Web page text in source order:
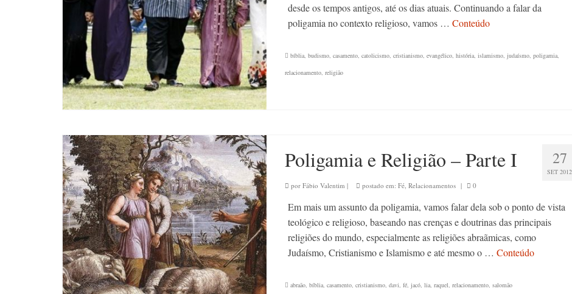
desde os tempos antigos, até os dias atuais. Continuando a falar da
poligamia no contexto religioso, vamos … Conteúdo
bíblia, budismo, casamento, catolicismo, cristianismo, evangélico, história, islamismo, judaísmo, poligamia,
relacionamento, religião
27
SET 2012
Poligamia e Religião – Parte I
por Fábio Valentim | postado em: Fé, Relacionamentos | 0
Em mais um assunto da poligamia, vamos falar dela sob o ponto de vista
teológico e religioso, baseando nas crenças e doutrinas das principais
religiões do mundo, especialmente as religiões abraãmicas, como
Judaísmo, Cristianismo e Islamismo e até mesmo o … Conteúdo
abraão, bíblia, casamento, cristianismo, davi fé, jacó, lia, raquel relacionamento, salomão